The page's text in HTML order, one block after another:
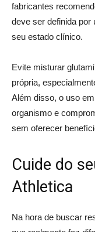
fabricantes
deve ser definida por
seu estado clínico.
Evite misturar
própria,
Além disso, o uso
organismo e
sem oferecer
Cuide do
Athletica
Na hora de buscar